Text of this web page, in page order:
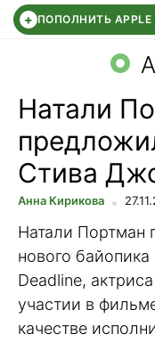
+ ПОПОЛНИТЬ APPLE
СБЕР КИДС
Натали
Стива
Анна Кирикова
Натали Портман
нового байопика
Deadline,
участии в
качестве